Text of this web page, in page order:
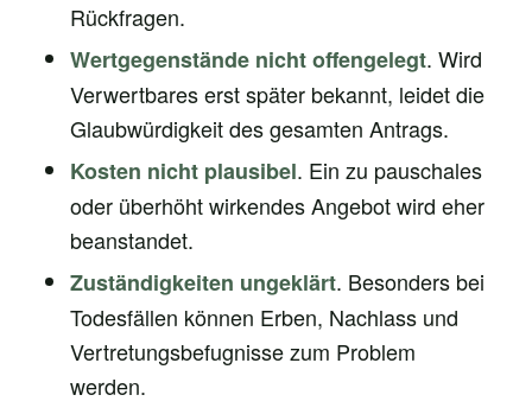
Rückfragen.
Wertgegenstände nicht offengelegt. Wird
Verwertbares erst später bekannt, leidet die
Glaubwürdigkeit des gesamten Antrags.
Kosten nicht plausibel. Ein zu pauschales
oder überhöht wirkendes Angebot wird eher
beanstandet.
Zuständigkeiten ungeklärt. Besonders bei
Todesfällen können Erben, Nachlass und
Vertretungsbefugnisse zum Problem
werden.